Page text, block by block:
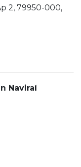
2, 79950-000,
Naviraí